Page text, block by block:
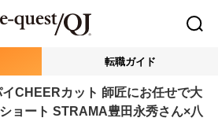
転職ガイド
CHEERカット 師匠にお任せで大
ョート STRAMA豊田永秀さん×八